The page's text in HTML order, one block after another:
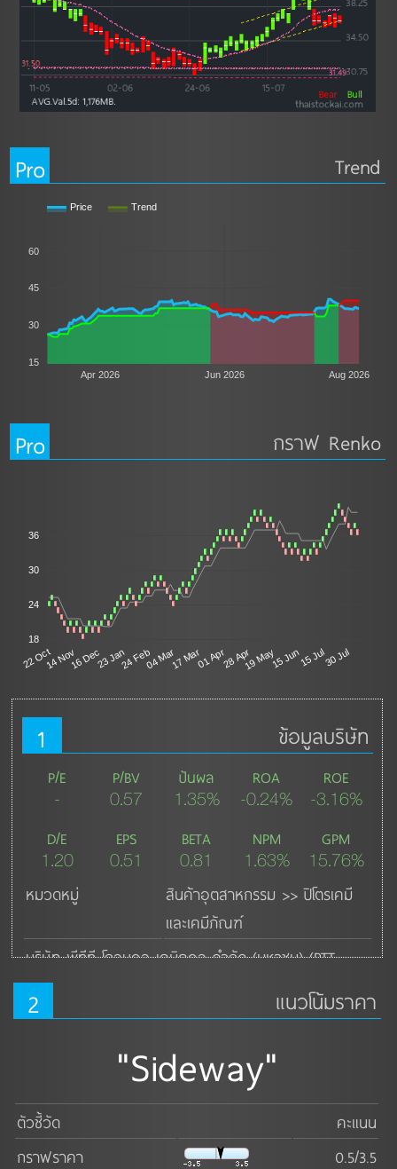
Pro Trend
Price Trend
Apr 2026 Jun 2026 Aug 2026
15
30
45
60
Pro กราฟ Renko
22 Oct14 Nov16 Dec23 Jan24 Feb04 Mar17 Mar01 Apr28 Apr19 May15 Jun15 Jul30 Jul
18
24
30
36
1 ข้อมูลบริษัท
P/E
-
P/BV
0.57
ปันผล
1.35%
ROA
-0.24%
ROE
-3.16%
D/E
1.20
EPS
0.51
BETA
0.81
NPM
1.63%
GPM
15.76%
หมวดหมู่
สินค้าอุตสาหกรรม >> ปิโตรเคมี
และเคมีภัณฑ์
บริษัท พีทีที โกลบอล เคมิคอล จำกัด (มหาชน) (PTT
Global Chemical Public Company Limited) เกิดจาก
การควบบริษัทระหว่าง บริษัท ปตท. เคมิคอล จำกัด
ลั่น จำกัด (มหาชน) (PTTAR) โดยได้จดทะเบียนจัดตั้งบริษัท
ขึ้นเมื่อวันที่ 19 ตุลาคม 2554 เพื่อก้าวขึ้นเป็นแกนนำของ
ธุรกิจเคมีภัณฑ์ (Chemical Flagship) ของกลุ่ม ปตท.
2 แนวโน้มราคา
"Sideway"
ตัวชี้วัด
คะแนน
กราฟราคา
0.5/3.5